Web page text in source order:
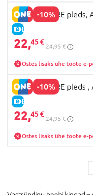
-10%
E-HIND
MOTHERCARE pleds,
22,45 €
24,95 €
Ostes lisaks ühe toote e-
-10%
E-HIND
MOTHERCARE pleds ,
22,45 €
24,95 €
Ostes lisaks ühe toote e-